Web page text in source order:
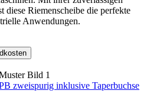
diese Riemenscheibe die perfekte
Anwendungen.
zweispurig inklusive Taperbuchse